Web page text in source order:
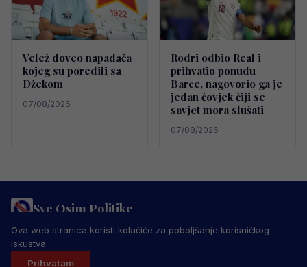
Velež doveo napadača
kojeg su poredili sa
Džekom
07/08/2026
Rodri odbio Real i
prihvatio ponudu
Barce, nagovorio ga je
jedan čovjek čiji se
savjet mora slušati
07/08/2026
Sve Osim Politike
PRAVILA PRIVATNOSTI MARKETING
USLOVI KORIŠTENJA
IMPRESSUM
© 2026 Sve Osim Politike. Sva prava zadržana.
Ova web stranica koristi kolačiće za poboljšanje korisničkog
iskustva.
Prihvatam